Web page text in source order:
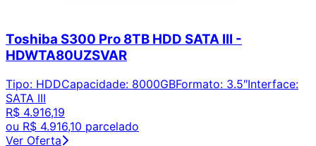
Toshiba S300 Pro 8TB HDD SATA III -
HDWTA80UZSVAR
Tipo: HDDCapacidade: 8000GBFormato: 3.5″Interface:
SATA III
R$ 4.916,19
ou R$ 4.916,10 parcelado
Ver Oferta